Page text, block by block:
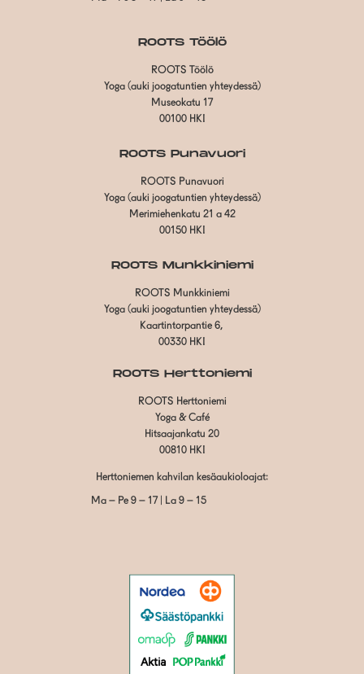
ROOTS Töölö
ROOTS Töölö
Yoga (auki joogatuntien yhteydessä)
Museokatu 17
00100 HKI
ROOTS Punavuori
ROOTS Punavuori
Yoga (auki joogatuntien yhteydessä)
Merimiehenkatu 21 a 42
00150 HKI
ROOTS Munkkiniemi
ROOTS Munkkiniemi
Yoga (auki joogatuntien yhteydessä)
Kaartintorpantie 6,
00330 HKI
ROOTS Herttoniemi
ROOTS Herttoniemi
Yoga & Café
Hitsaajankatu 20
00810 HKI
Herttoniemen kahvilan kesäaukioloajat:
Ma – Pe 9 – 17 | La 9 – 15